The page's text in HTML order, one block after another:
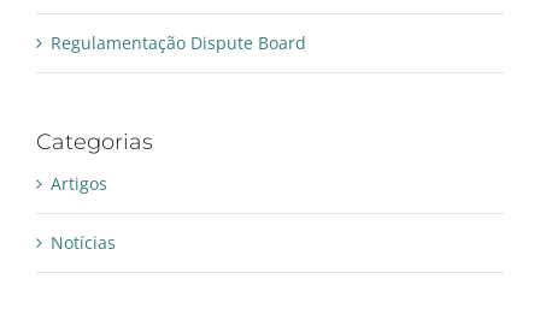
Regulamentação Dispute Board
Categorias
Artigos
Notícias